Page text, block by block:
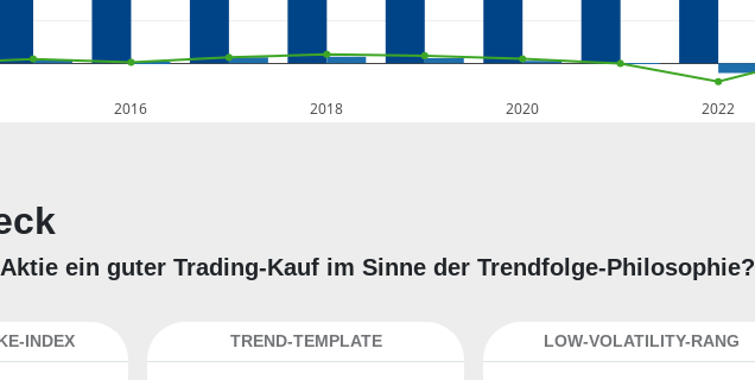
2016 2018 2020 2022
ein guter Trading-Kauf im Sinne der Trendfolge-Philosophie?
INDEX TREND-TEMPLATE LOW-VOLATILITY-RANG